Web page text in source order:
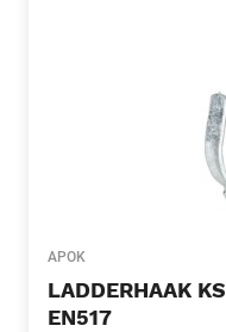
APOK
LADDERHAAK
EN517